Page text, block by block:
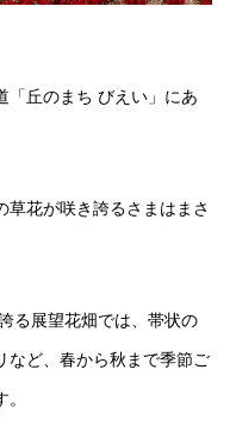
「丘のまち びえい」にあ
花が咲き誇るさまはまさ
る展望花畑では、帯状の
など、春から秋まで季節ご